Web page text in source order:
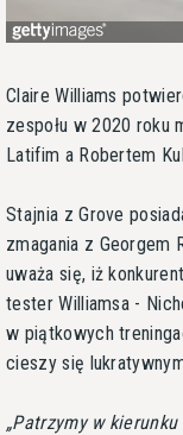
Claire Williams
zespołu w 2020 roku
Latifim a Robertem
Stajnia z Grove
zmagania z Georgem
uważa się, iż
tester Williamsa -
w piątkowych
cieszy się
Patrzymy w